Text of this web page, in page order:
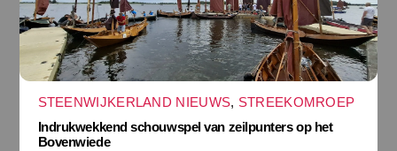
STEENWIJKERLAND NIEUWS, STREEKOMROEP
Indrukwekkend schouwspel van zeilpunters op het
Bovenwiede